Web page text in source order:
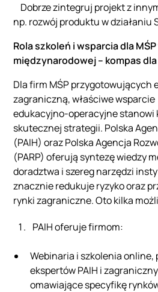
Dobrze zintegruj projekt z
np. rozwój produktu w działaniu
Rola szkoleń i wsparcia dla
międzynarodowej – kompas
Dla firm MŚP przygotowujących
zagraniczną, właściwe wsparcie
edukacyjno‑operacyjne
skutecznej strategii. Polska
(PAIH) oraz Polska Agencja
(PARP) oferują syntezę wiedzy
doradztwa i szereg narzędzi
znacznie redukuje ryzyko oraz
rynki zagraniczne. Oto kilka
PAIH oferuje firmom:
Webinaria i szkolenia online,
ekspertów PAIH i
omawiające specyfikę